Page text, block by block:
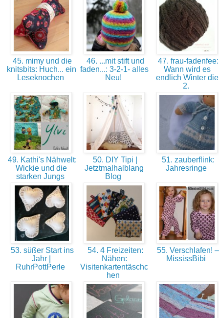
45. mimy und die
knitsbits: Huch... ein
Leseknochen
46. ...mit stift und
faden...: 3-2-1- alles
Neu!
47. frau-fadenfee:
Wann wird es
endlich Winter die
2.
49. Kathi's Nähwelt:
Wickie und die
starken Jungs
50. DIY Tipi |
Jetztmalhalblang
Blog
51. zauberflink:
Jahresringe
53. süßer Start ins
Jahr |
RuhrPottPerle
54. 4 Freizeiten:
Nähen:
Visitenkartentäschc
hen
55. Verschlafen! –
MississBibi